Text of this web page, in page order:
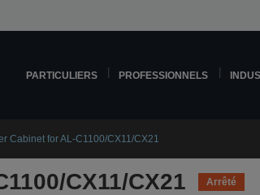
PARTICULIERS PROFESSIONNELS
Cabinet for AL-C1100/CX11/CX21
CX11/CX21 Arrêté